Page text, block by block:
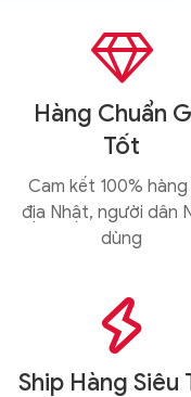

Hàng Chuẩn
Tốt
Cam kết 100% hàng
địa Nhật, người dân
dùng

Ship Hàng Siêu